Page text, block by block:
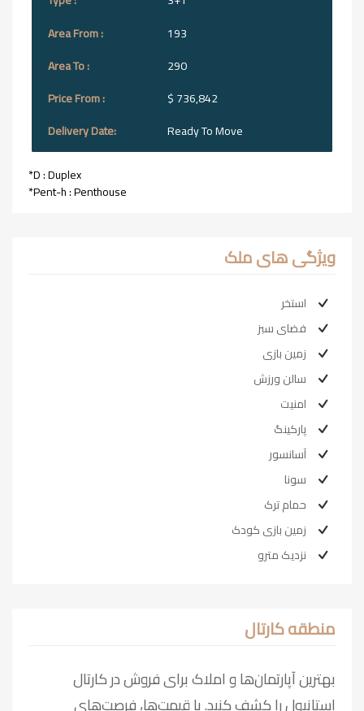
193
290
$ 736,842
Ready To Move
*D : Duplex
*Pent-h : Penthouse
ویژگی های ملک
استخر
فضای سبز
زمین بازی
سالن ورزش
امنیت
پارکینگ
آسانسور
سونا
حمام ترک
زمین بازی کودک
نزدیک مترو
منطقه کارتال
بهترین آپارتمان‌ها و املاک برای فروش در کارتال
استانبول را کشف کنید. با قیمت‌ها، فرصت‌های